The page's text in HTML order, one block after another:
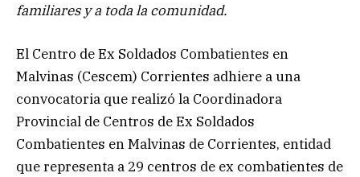
familiares y a toda la comunidad.
El Centro de Ex Soldados Combatientes en
Malvinas (Cescem) Corrientes adhiere a una
convocatoria que realizó la Coordinadora
Provincial de Centros de Ex Soldados
Combatientes en Malvinas de Corrientes, entidad
que representa a 29 centros de ex combatientes de